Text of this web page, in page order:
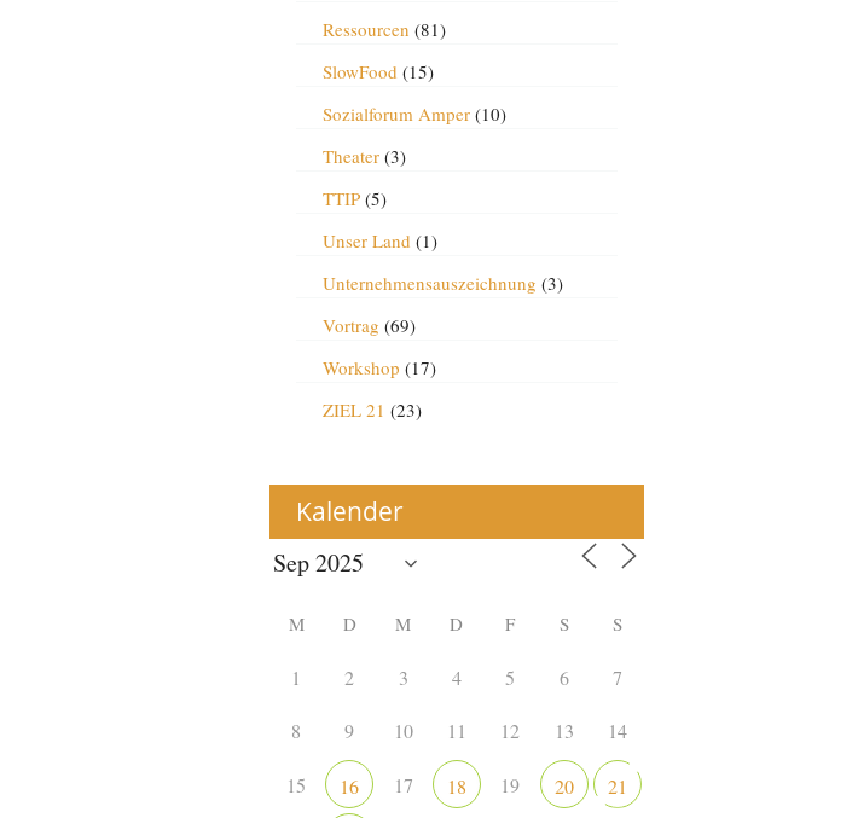
Ressourcen (81)
SlowFood (15)
Sozialforum Amper(10)
Theater(3)
TTIP(5)
Unser Land (1)
Unternehmensauszeichnung (3)
Vortrag (69)
Workshop (17)
ZIEL 21 (23)
Kalender
M D M D F S S
1 2 3 4 5 6 7
8 9 10 11 12 13 14
15 16 17 18 19 20 21